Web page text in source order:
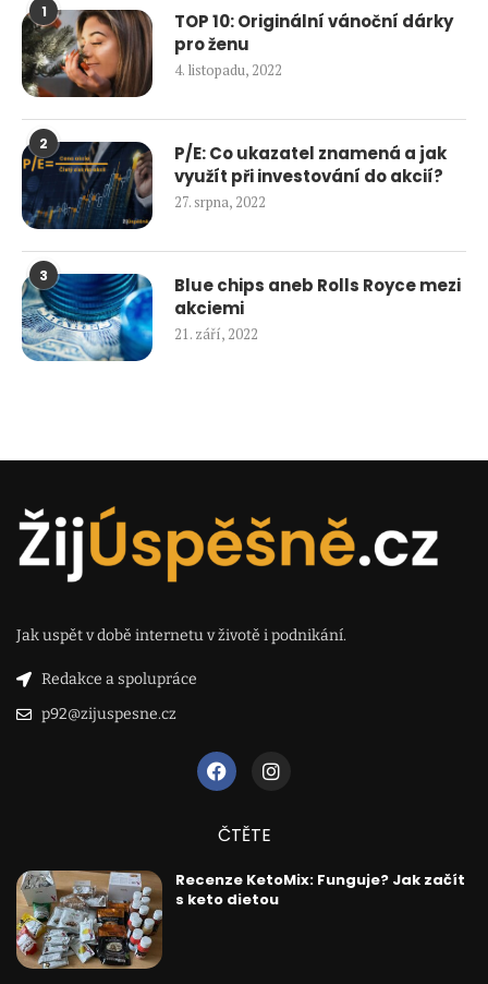
1
TOP 10: Originální vánoční dárky
pro ženu
4. listopadu, 2022
2
P/E: Co ukazatel znamená a jak
využít při investování do akcií?
27. srpna, 2022
3
Blue chips aneb Rolls Royce mezi
akciemi
21. září, 2022
Jak uspět v době internetu v životě i podnikání.
Redakce a spolupráce
p92@zijuspesne.cz
ČTĚTE
Recenze KetoMix: Funguje? Jak začít
s keto dietou